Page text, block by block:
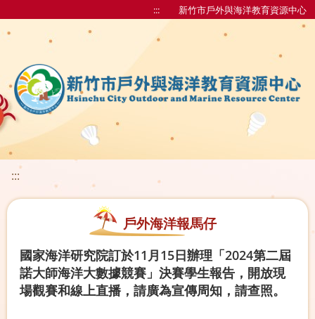
::: 新竹市戶外與海洋教育資源中心
:::
戶外海洋報馬仔
國家海洋研究院訂於11月15日辦理「2024第二屆
諾大師海洋大數據競賽」決賽學生報告，開放現
場觀賽和線上直播，請廣為宣傳周知，請查照。